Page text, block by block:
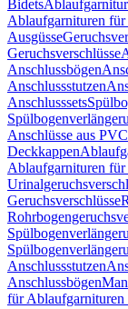
Bidets
Ablaufgarnituren
Ausgüsse
Geruchsverschlüsse
Anschlussbögen
Anschlussstutzen
Anschlusssets
Anschlüsse aus PVC
Deckkappen
Ablaufgarnituren
Geruchsverschlüsse
Anschlussstutzen
Anschlussbögen
für Ablaufgarnituren